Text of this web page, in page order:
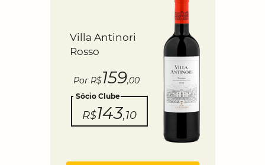
Villa Antinori
Rosso
Por R$159,00
Sócio Clube
R$143,10